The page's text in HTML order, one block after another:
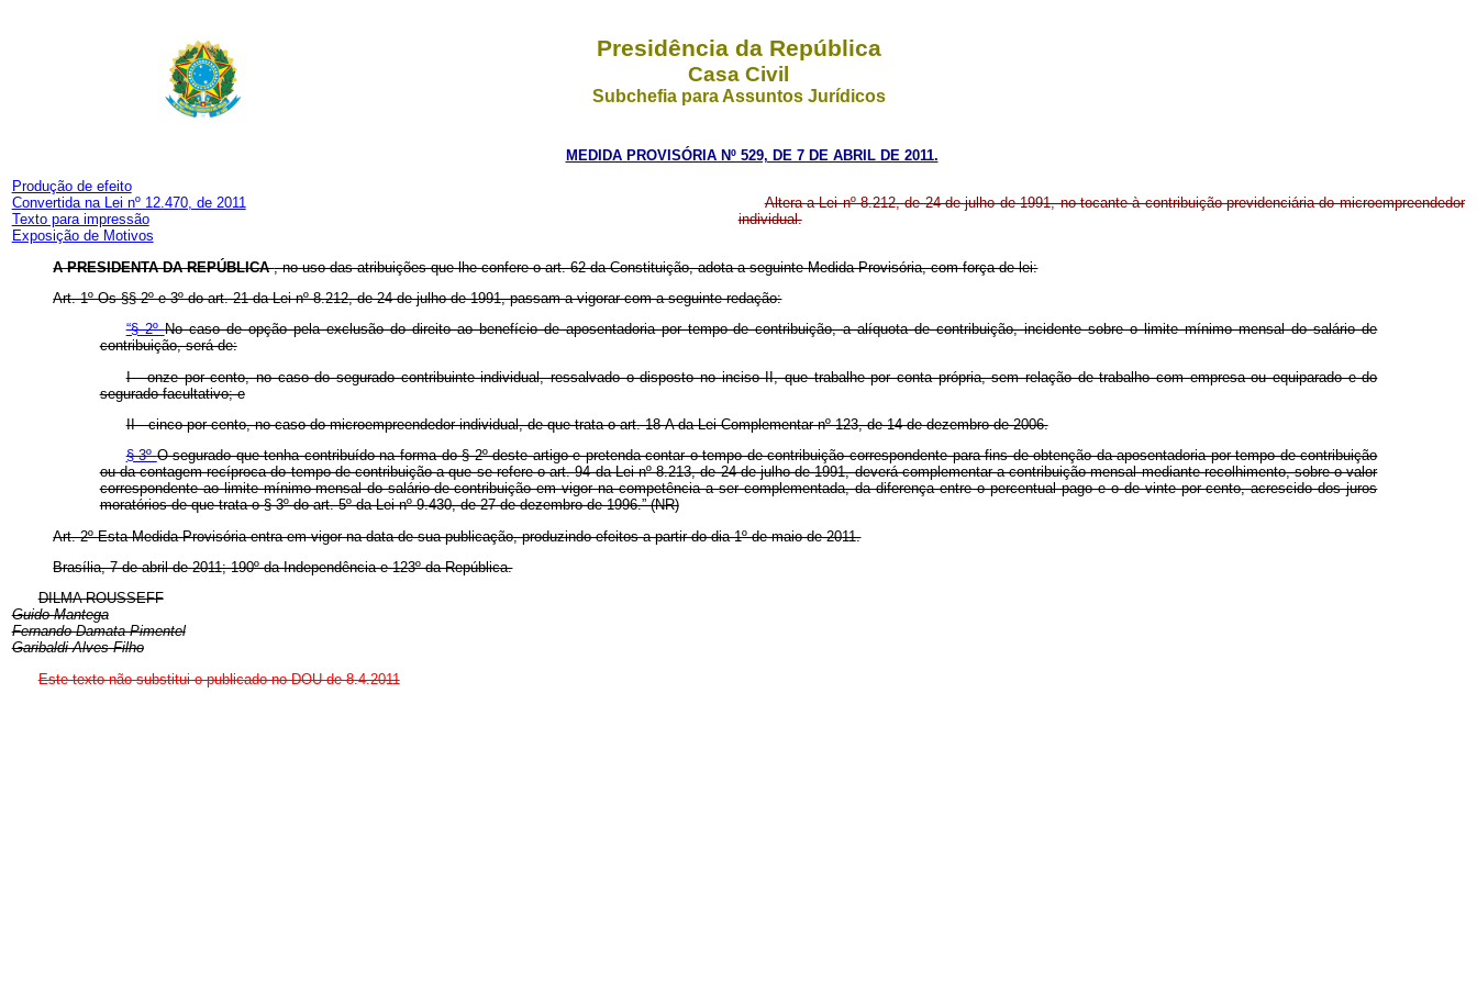
Presidência da República
Casa Civil
Subchefia para Assuntos Jurídicos
MEDIDA PROVISÓRIA Nº 529, DE 7 DE ABRIL DE 2011.
Produção de efeito
Convertida na Lei nº 12.470, de 2011
Texto para impressão
Exposição de Motivos
Altera a Lei nº 8.212, de 24 de julho de 1991, no tocante à contribuição previdenciária do microempreendedor
individual.
A PRESIDENTA DA REPÚBLICA, no uso das atribuições que lhe confere o art. 62 da Constituição, adota a seguinte Medida Provisória, com força de lei:
Art. 1º Os §§ 2º e 3º do art. 21 da Lei nº 8.212, de 24 de julho de 1991, passam a vigorar com a seguinte redação:
“§ 2ºNo caso de opção pela exclusão do direito ao benefício de aposentadoria por tempo de contribuição, a alíquota de contribuição, incidente sobre o limite mínimo mensal do salário de
contribuição, será de:
I - onze por cento, no caso do segurado contribuinte individual, ressalvado o disposto no inciso II, que trabalhe por conta própria, sem relação de trabalho com empresa ou equiparado e do
segurado facultativo; e
II - cinco por cento, no caso do microempreendedor individual, de que trata o art. 18-A da Lei Complementar nº 123, de 14 de dezembro de 2006.
§ 3ºO segurado que tenha contribuído na forma do § 2º deste artigo e pretenda contar o tempo de contribuição correspondente para fins de obtenção da aposentadoria por tempo de contribuição
ou da contagem recíproca do tempo de contribuição a que se refere o art. 94 da Lei nº 8.213, de 24 de julho de 1991, deverá complementar a contribuição mensal mediante recolhimento, sobre o valor
correspondente ao limite mínimo mensal do salário-de-contribuição em vigor na competência a ser complementada, da diferença entre o percentual pago e o de vinte por cento, acrescido dos juros
moratórios de que trata o § 3º do art. 5º da Lei nº 9.430, de 27 de dezembro de 1996.” (NR)
Art. 2º Esta Medida Provisória entra em vigor na data de sua publicação, produzindo efeitos a partir do dia 1º de maio de 2011.
Brasília, 7 de abril de 2011; 190º da Independência e 123º da República.
DILMA ROUSSEFF
Guido Mantega
Fernando Damata Pimentel
Garibaldi Alves Filho
Este texto não substitui o publicado no DOU de 8.4.2011